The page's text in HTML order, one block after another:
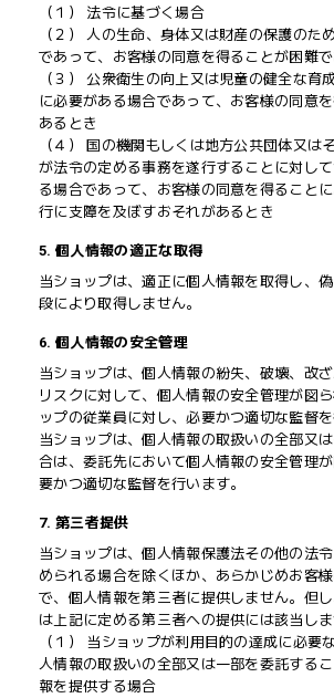
（１） 法令に基づく場合
（２） 人の生命、身体又は財産の保護のた
であって、お客様の同意を得ることが困難
（３） 公衆衛生の向上又は児童の健全な育
に必要がある場合であって、お客様の同意
あるとき
（４） 国の機関もしくは地方公共団体又は
が法令の定める事務を遂行することに対し
る場合であって、お客様の同意を得ること
行に支障を及ぼすおそれがあるとき
5. 個人情報の適正な取得
当ショップは、適正に個人情報を取得し、
段により取得しません。
6. 個人情報の安全管理
当ショップは、個人情報の紛失、破壊、改
リスクに対して、個人情報の安全管理が図
ップの従業員に対し、必要かつ適切な監督を
当ショップは、個人情報の取扱いの全部又
合は、委託先において個人情報の安全管理
要かつ適切な監督を行います。
7. 第三者提供
当ショップは、個人情報保護法その他の法
められる場合を除くほか、あらかじめお客
で、個人情報を第三者に提供しません。但
は上記に定める第三者への提供には該当しま
（１） 当ショップが利用目的の達成に必要
人情報の取扱いの全部又は一部を委託する
報を提供する場合